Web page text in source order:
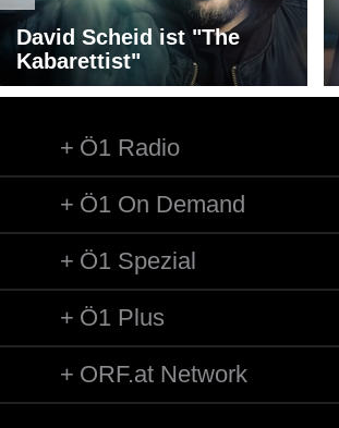
David Scheid ist "The
Kabarettist"
Ö1 Radio
Ö1 On Demand
Ö1 Spezial
Ö1 Plus
ORF.at Network